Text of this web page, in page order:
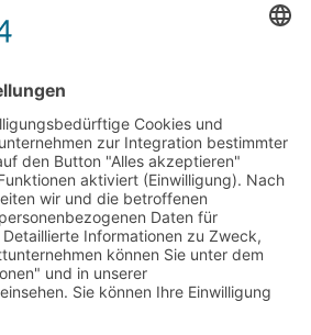
Landwirtschaft und
Gemeinschaft